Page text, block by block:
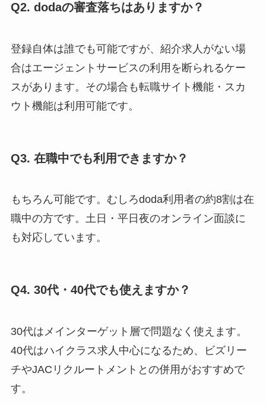
Q2. dodaの審査落ちはありますか？
登録自体は誰でも可能ですが、紹介求人がない場
合はエージェントサービスの利用を断られるケー
スがあります。その場合も転職サイト機能・スカ
ウト機能は利用可能です。
Q3. 在職中でも利用できますか？
もちろん可能です。むしろdoda利用者の約8割は在
職中の方です。土日・平日夜のオンライン面談に
も対応しています。
Q4. 30代・40代でも使えますか？
30代はメインターゲット層で問題なく使えます。
40代はハイクラス求人中心になるため、ビズリー
チやJACリクルートメントとの併用がおすすめで
す。